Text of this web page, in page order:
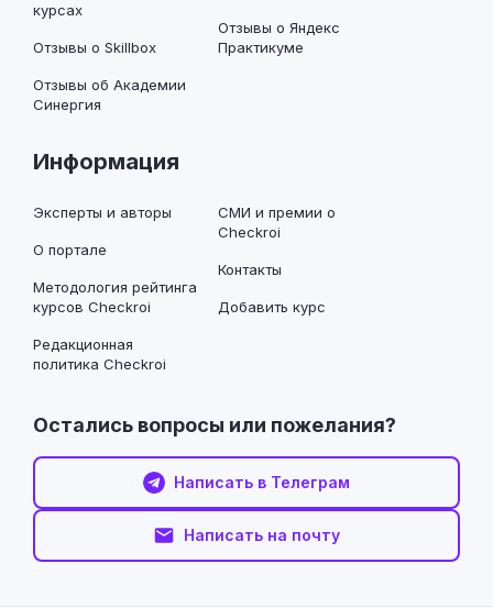
курсах
Отзывы о Skillbox
Отзывы об Академии
Синергия
Отзывы о Яндекс
Практикуме
Информация
Эксперты и авторы
О портале
Методология рейтинга
курсов Checkroi
Редакционная
политика Checkroi
СМИ и премии о
Checkroi
Контакты
Добавить курс
Остались вопросы или пожелания?
Написать в Телеграм
Написать на почту